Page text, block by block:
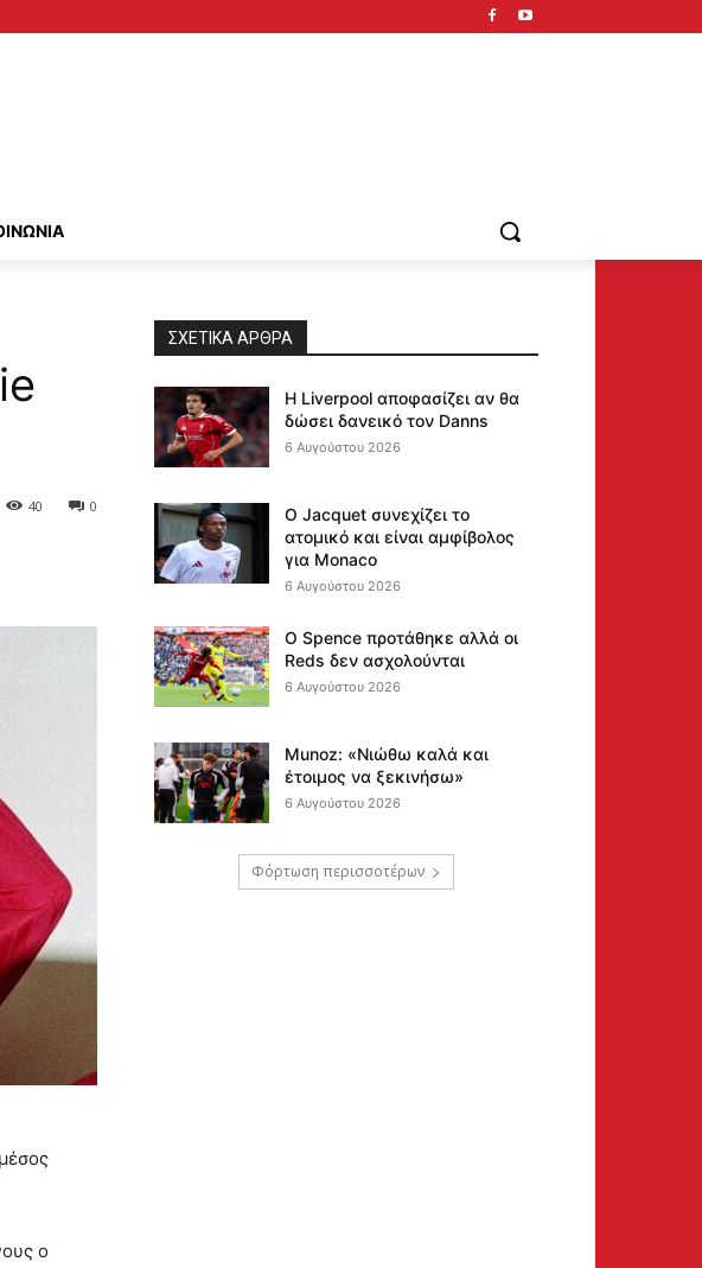
0
40
ο
ΣΧΕΤΙΚΆ ΆΡΘΡΑ
Η Liverpool αποφασίζει αν θα
δώσει δανεικό τον Danns
6 Αυγούστου 2026
Ο Jacquet συνεχίζει το
ατομικό και είναι αμφίβολος
για Monaco
6 Αυγούστου 2026
Ο Spence προτάθηκε αλλά οι
Reds δεν ασχολούνται
6 Αυγούστου 2026
Munoz: «Νιώθω καλά και
έτοιμος να ξεκινήσω»
6 Αυγούστου 2026
Φόρτωση περισσοτέρων